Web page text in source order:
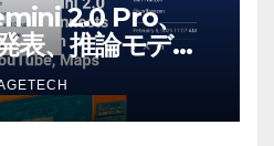
2.0 Pro、
表、推論モデル
を YouTube、
接続 |